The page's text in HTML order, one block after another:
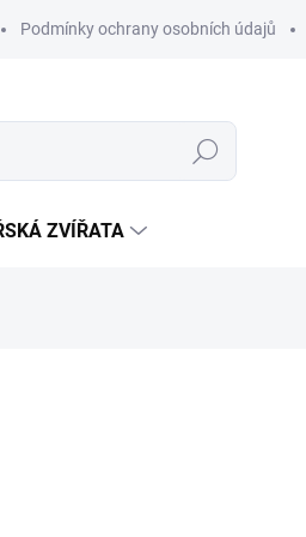
Podmínky ochrany osobních údajů
Hledat
ZVÍŘATA